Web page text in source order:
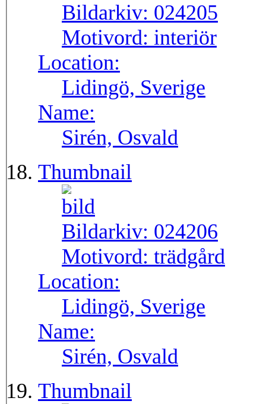
Bildarkiv: 024205
Motivord: interiör
Location:
Lidingö, Sverige
Name:
Sirén, Osvald
Thumbnail
Bildarkiv: 024206
Motivord: trädgård
Location:
Lidingö, Sverige
Name:
Sirén, Osvald
Thumbnail